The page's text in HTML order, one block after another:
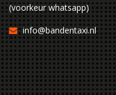
(voorkeur whatsapp)
info@bandentaxi.nl